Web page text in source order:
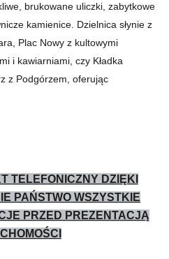
brukowane uliczki, zabytkowe
kamienice. Dzielnica słynie z
Plac Nowy z kultowymi
i kawiarniami, czy Kładka
z Podgórzem, oferując
TELEFONICZNY DZIĘKI
PAŃSTWO WSZYSTKIE
PRZED PREZENTACJĄ